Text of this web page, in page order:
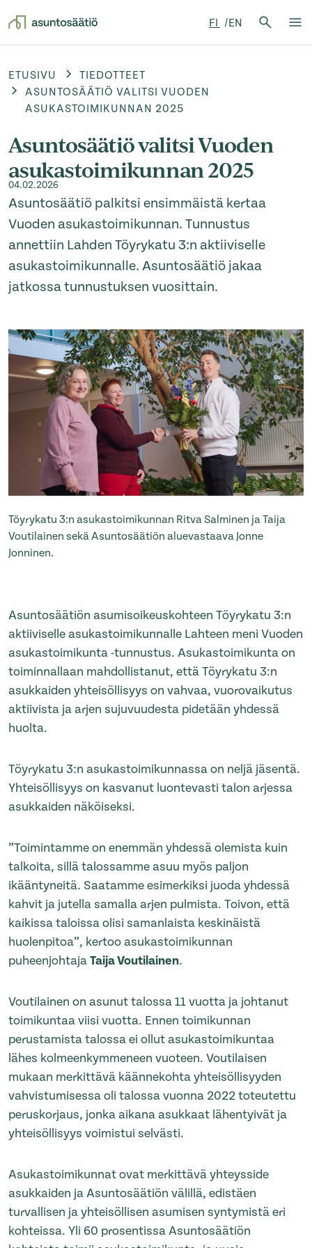
FI EN
Hae:
ETUSIVU
TIEDOTTEET
ASUNTOSÄÄTIÖ VALITSI VUODEN
ASUKASTOIMIKUNNAN 2025
Asuntosäätiö valitsi Vuoden
asukastoimikunnan 2025
04.02.2026
Asuntosäätiö palkitsi ensimmäistä kertaa
Vuoden asukastoimikunnan. Tunnustus
annettiin Lahden Töyrykatu 3:n aktiiviselle
asukastoimikunnalle. Asuntosäätiö jakaa
jatkossa tunnustuksen vuosittain.
Töyrykatu 3:n asukastoimikunnan Ritva Salminen ja Taija
Voutilainen sekä Asuntosäätiön aluevastaava Jonne
Jonninen.
Asuntosäätiön asumisoikeuskohteen Töyrykatu 3:n
aktiiviselle asukastoimikunnalle Lahteen meni Vuoden
asukastoimikunta -tunnustus. Asukastoimikunta on
toiminnallaan mahdollistanut, että Töyrykatu 3:n
asukkaiden yhteisöllisyys on vahvaa, vuorovaikutus
aktiivista ja arjen sujuvuudesta pidetään yhdessä
huolta.
Töyrykatu 3:n asukastoimikunnassa on neljä jäsentä.
Yhteisöllisyys on kasvanut luontevasti talon arjessa
asukkaiden näköiseksi.
”Toimintamme on enemmän yhdessä olemista kuin
talkoita, sillä talossamme asuu myös paljon
ikääntyneitä. Saatamme esimerkiksi juoda yhdessä
kahvit ja jutella samalla arjen pulmista. Toivon, että
kaikissa taloissa olisi samanlaista keskinäistä
huolenpitoa”, kertoo asukastoimikunnan
puheenjohtajaTaija Voutilainen.
Voutilainen on asunut talossa 11 vuotta ja johtanut
toimikuntaa viisi vuotta. Ennen toimikunnan
perustamista talossa ei ollut asukastoimikuntaa
lähes kolmeenkymmeneen vuoteen. Voutilaisen
mukaan merkittävä käännekohta yhteisöllisyyden
vahvistumisessa oli talossa vuonna 2022 toteutettu
peruskorjaus, jonka aikana asukkaat lähentyivät ja
yhteisöllisyys voimistui selvästi.
Asukastoimikunnat ovat merkittävä yhteysside
asukkaiden ja Asuntosäätiön välillä, edistäen
turvallisen ja yhteisöllisen asumisen syntymistä eri
kohteissa. Yli 60 prosentissa Asuntosäätiön